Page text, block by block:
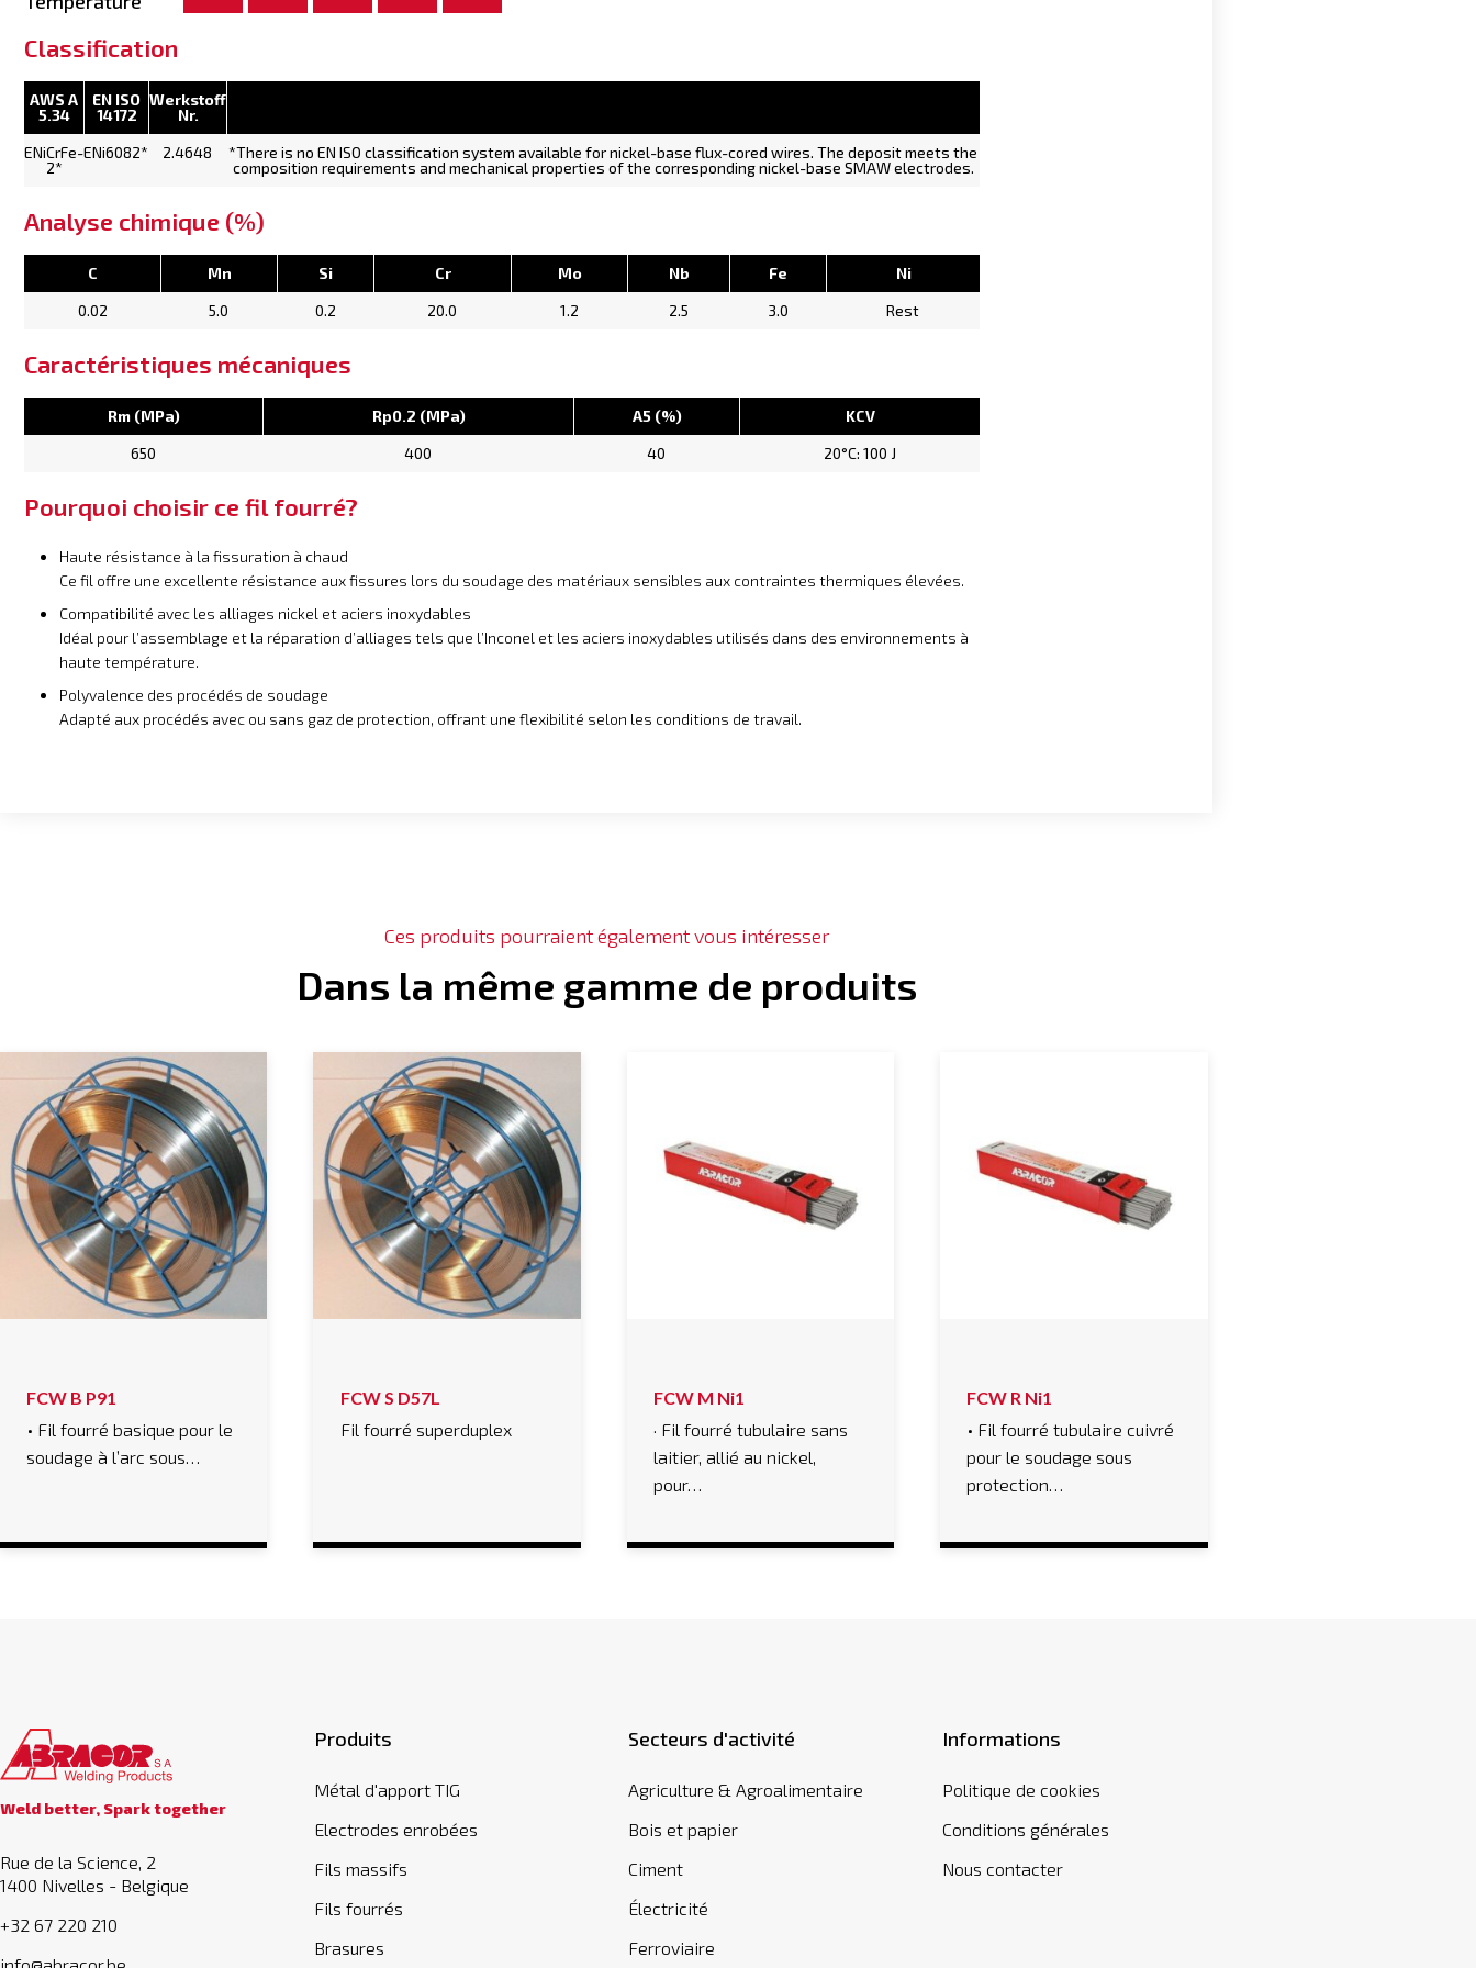
Classification
AWS A
5.34
EN ISO
14172
Werkstoff
Nr.
ENiCrFe-
2*
ENi6082* 2.4648
*There is no EN ISO classification system available for nickel-base flux-cored wires. The deposit meets the
composition requirements and mechanical properties of the corresponding nickel-base SMAW electrodes.
Analyse chimique (%)
C Mn Si Cr Mo Nb Fe
Ni
0.02
5.0 0.2 20.0 1.2 2.5 3.0 Rest
Caractéristiques mécaniques
Rm (MPa) Rp0.2 (MPa) A5 (%)
KCV
650
400 40 20°C: 100 J
Pourquoi choisir ce fil fourré?
Haute résistance à la fissuration à chaud
Ce fil offre une excellente résistance aux fissures lors du soudage des matériaux sensibles aux contraintes thermiques élevées.
Compatibilité avec les alliages nickel et aciers inoxydables
Idéal pour l’assemblage et la réparation d’alliages tels que l’Inconel et les aciers inoxydables utilisés dans des environnements à
haute température.
Polyvalence des procédés de soudage
Adapté aux procédés avec ou sans gaz de protection, offrant une flexibilité selon les conditions de travail.
Ces produits pourraient également vous intéresser
Dans la même gamme de produits
FCW B P91
• Fil fourré basique pour le
soudage à l’arc sous…
FCW S D57L
Fil fourré superduplex
FCW M Ni1
· Fil fourré tubulaire sans
laitier, allié au nickel,
pour…
FCW R Ni1
• Fil fourré tubulaire cuivré
pour le soudage sous
protection…
Weld better, Spark together
Rue de la Science, 2
1400 Nivelles - Belgique
+32 67 220 210
Produits
Métal d'apport TIG
Electrodes enrobées
Fils massifs
Fils fourrés
Brasures
Secteurs d'activité
Agriculture & Agroalimentaire
Bois et papier
Ciment
Électricité
Ferroviaire
Informations
Politique de cookies
Conditions générales
Nous contacter